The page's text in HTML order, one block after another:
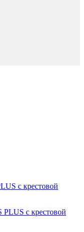
c крестовой